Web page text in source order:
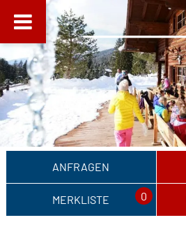
ANFRAGEN
MERKLISTE 0